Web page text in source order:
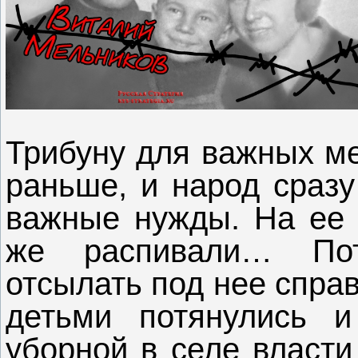
Трибуну для важных
раньше, и народ
важные нужды. На ее
же распивали…
отсылать под нее
детьми потянулись
уборной в селе